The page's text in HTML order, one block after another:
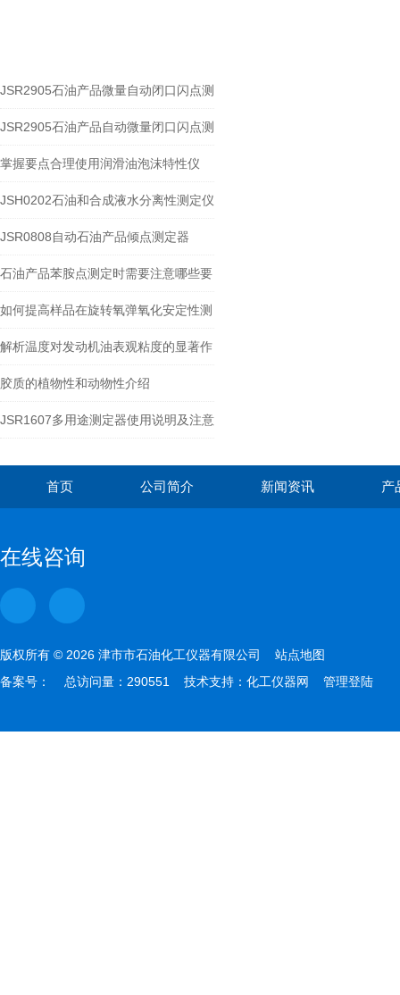
JSR2905石油产品微量自动闭口闪点测
定器
JSR2905石油产品自动微量闭口闪点测
定器
掌握要点合理使用润滑油泡沫特性仪
JSH0202石油和合成液水分离性测定仪
JSR0808自动石油产品倾点测定器
石油产品苯胺点测定时需要注意哪些要
点？
如何提高样品在旋转氧弹氧化安定性测
试中的抗氧化能力？
解析温度对发动机油表观粘度的显著作
用
胶质的植物性和动物性介绍
JSR1607多用途测定器使用说明及注意
首页 公司简介 新闻资讯 产
在线咨询
版权所有 © 2026 津市市石油化工仪器有限公司 站点地图
备案号：
总访问量：290551 技术支持： 化工仪器网 管理登陆